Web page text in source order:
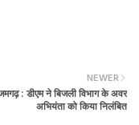
NEWER
: डीएम ने बिजली विभाग के अवर
अभियंता को किया निलंबित